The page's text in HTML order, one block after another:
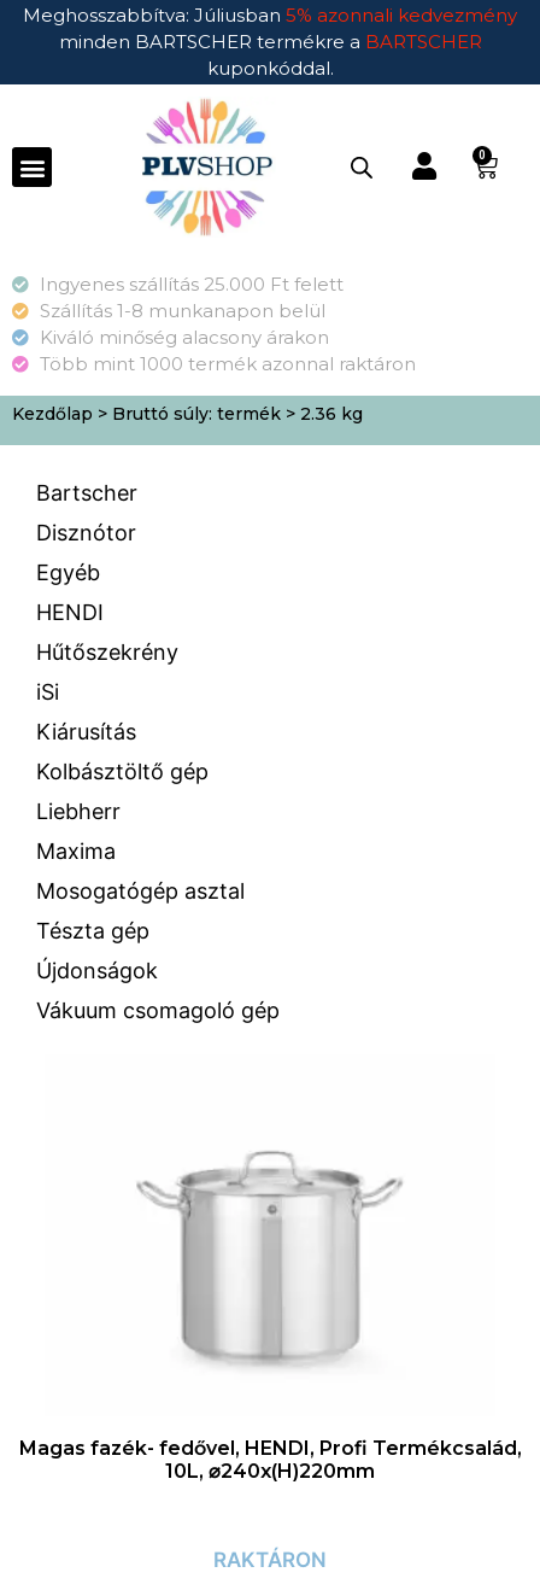
Meghosszabbítva: Júliusban 5% azonnali kedvezmény
minden BARTSCHER termékre a BARTSCHER
kuponkóddal.
0
Ingyenes szállítás 25.000 Ft felett
Szállítás 1-8 munkanapon belül
Kiváló minőség alacsony árakon
Több mint 1000 termék azonnal raktáron
Kezdőlap > Bruttó súly: termék > 2.36 kg
Bartscher
Disznótor
Egyéb
HENDI
Hűtőszekrény
iSi
Kiárusítás
Kolbásztöltő gép
Liebherr
Maxima
Mosogatógép asztal
Tészta gép
Újdonságok
Vákuum csomagoló gép
Magas fazék- fedővel, HENDI, Profi Termékcsalád,
10L, ⌀240x(H)220mm
RAKTÁRON